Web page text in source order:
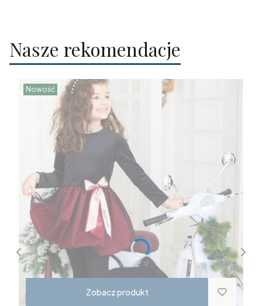
Nasze rekomendacje
Nowość
Zobacz produkt